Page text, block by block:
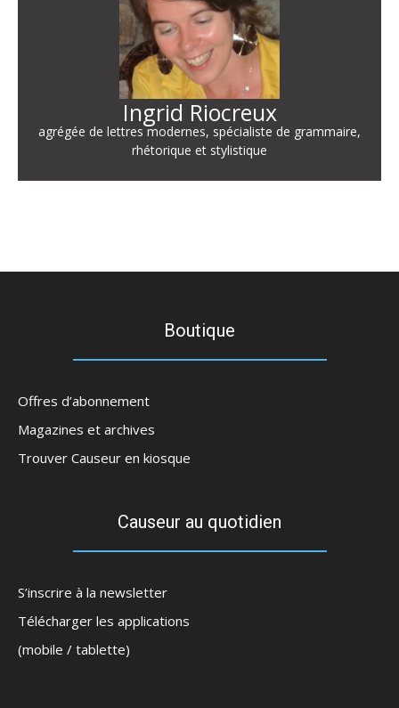
Ingrid Riocreux
agrégée de lettres modernes, spécialiste de grammaire,
rhétorique et stylistique
Boutique
Offres d’abonnement
Magazines et archives
Trouver Causeur en kiosque
Causeur au quotidien
S’inscrire à la newsletter
Télécharger les applications
(mobile / tablette)